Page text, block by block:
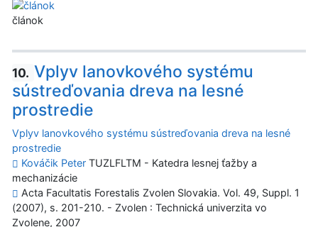
článok
10. Vplyv lanovkového systému
sústreďovania dreva na lesné
prostredie
Vplyv lanovkového systému sústreďovania dreva na lesné
prostredie
Kováčik Peter TUZLFLTM - Katedra lesnej ťažby a
mechanizácie
Acta Facultatis Forestalis Zvolen Slovakia. Vol. 49, Suppl. 1
(2007), s. 201-210. - Zvolen : Technická univerzita vo
Zvolene, 2007